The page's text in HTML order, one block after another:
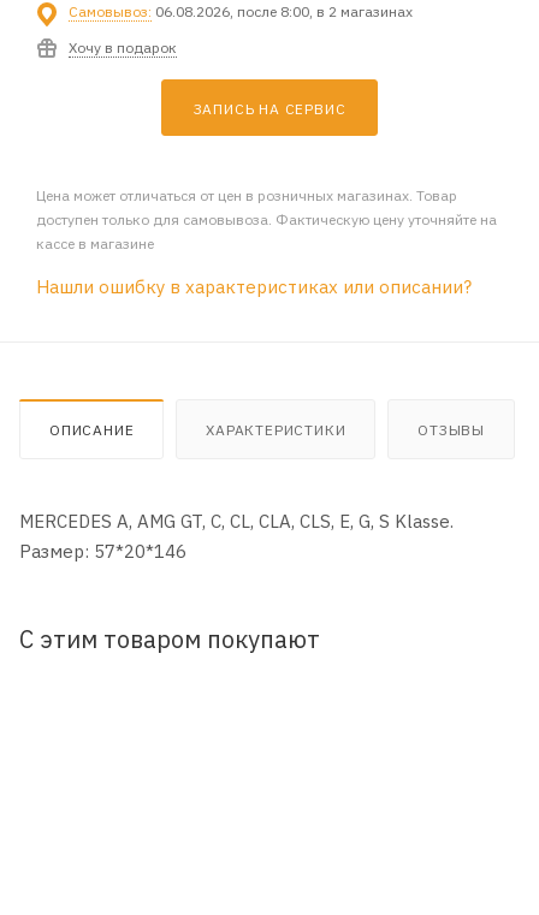
Самовывоз: 06.08.2026, после 8:00, в 2 магазинах
Хочу в подарок
ЗАПИСЬ НА СЕРВИС
Цена может отличаться от цен в розничных магазинах. Товар
доступен только для самовывоза. Фактическую цену уточняйте на
кассе в магазине
Нашли ошибку в характеристиках или описании?
ОПИСАНИЕ ХАРАКТЕРИСТИКИ ОТЗЫВЫ
MERCEDES A, AMG GT, C, CL, CLA, CLS, E, G, S Klasse.
Размер: 57*20*146
С этим товаром покупают